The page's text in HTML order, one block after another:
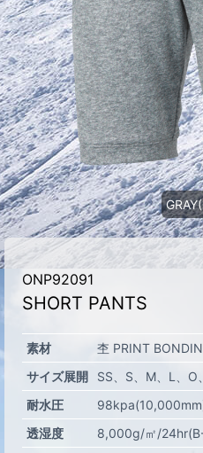
ONP92091
SHORT PANTS
素材
杢 PRINT
サイズ展開
SS S M L O
耐水圧
透湿度
8,000g/㎡/